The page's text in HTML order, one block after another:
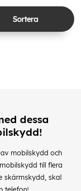
Sortera
dessa
mobilskydd och
till flera
skärmskydd, skal